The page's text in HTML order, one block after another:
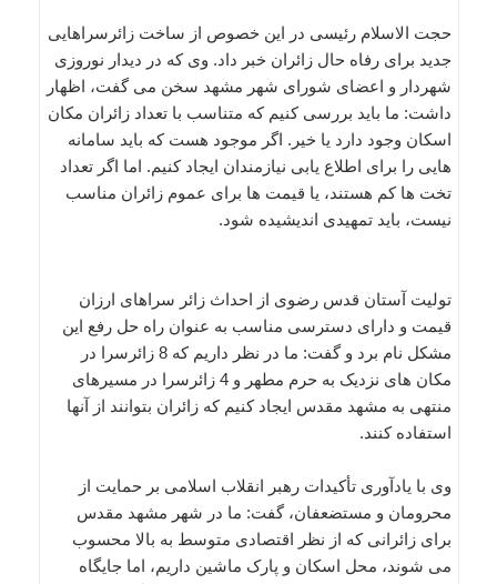
حجت الاسلام رئیسی در این خصوص از ساخت زائرسراهایی
جدید برای رفاه حال زائران خبر داد. وی که در دیدار نوروزی
شهردار و اعضای شورای شهر مشهد سخن می گفت، اظهار
داشت: ما باید بررسی کنیم که متناسب با تعداد زائران مکان
اسکان وجود دارد یا خیر. اگر موجود هست که باید سامانه
هایی را برای اطلاع یابی نیازمندان ایجاد کنیم. اما اگر تعداد
تخت ها کم هستند، یا قیمت ها برای عموم زائران مناسب
نیست، باید تمهیدی اندیشیده شود.
تولیت آستان قدس رضوی از احداث زائر سراهای ارزان
قیمت و دارای دسترسی مناسب به عنوان راه حل رفع این
مشکل نام برد و گفت: ما در نظر داریم که 8 زائرسرا در
مکان های نزدیک به حرم مطهر و 4 زائرسرا در مسیرهای
منتهی به مشهد مقدس ایجاد کنیم که زائران بتوانند از آنها
استفاده کنند.
وی با یادآوری تأکیدات رهبر انقلاب اسلامی بر حمایت از
محرومان و مستضعفان، گفت: ما در شهر مشهد مقدس
برای زائرانی که از نظر اقتصادی متوسط به بالا محسوب
می شوند، محل اسکان و پارک ماشین داریم، اما جایگاه